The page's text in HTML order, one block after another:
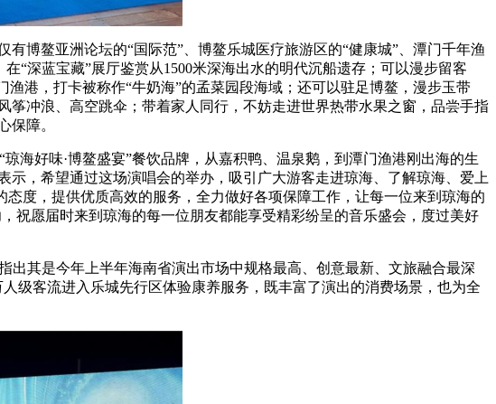
鳌亚洲论坛的“国际范”、博鳌乐城医疗旅游区的“健康城”、潭门千年渔
“深蓝宝藏”展厅鉴赏从1500米深海出水的明代沉船遗存；可以漫步留客
港，打卡被称作“牛奶海”的孟菜园段海域；还可以驻足博鳌，漫步玉带
冲浪、高空跳伞；带着家人同行，不妨走进世界热带水果之窗，品尝手指
保障。
好味·博鳌盛宴”餐饮品牌，从嘉积鸭、温泉鹅，到潭门渔港刚出海的生
，希望通过这场演唱会的举办，吸引广大游客走进琼海、了解琼海、爱上
度，提供优质高效的服务，全力做好各项保障工作，让每一位来到琼海的
祝愿届时来到琼海的每一位朋友都能享受精彩纷呈的音乐盛会，度过美好
其是今年上半年海南省演出市场中规格最高、创意最新、文旅融合最深
级客流进入乐城先行区体验康养服务，既丰富了演出的消费场景，也为全